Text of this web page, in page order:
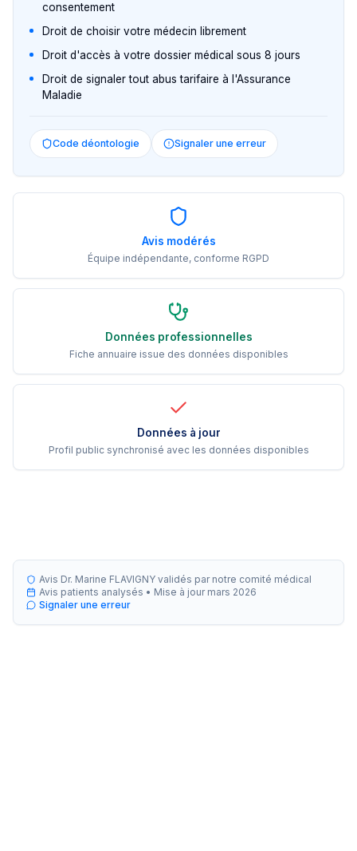
consentement
Droit de choisir votre médecin librement
Droit d'accès à votre dossier médical sous 8 jours
Droit de signaler tout abus tarifaire à l'Assurance
Maladie
Code déontologie Signaler une erreur
Avis modérés
Équipe indépendante, conforme RGPD
Données professionnelles
Fiche annuaire issue des données disponibles
Données à jour
Profil public synchronisé avec les données disponibles
Avis Dr. Marine FLAVIGNY validés par notre comité médical
Avis patients analysés • Mise à jour mars 2026
Signaler une erreur